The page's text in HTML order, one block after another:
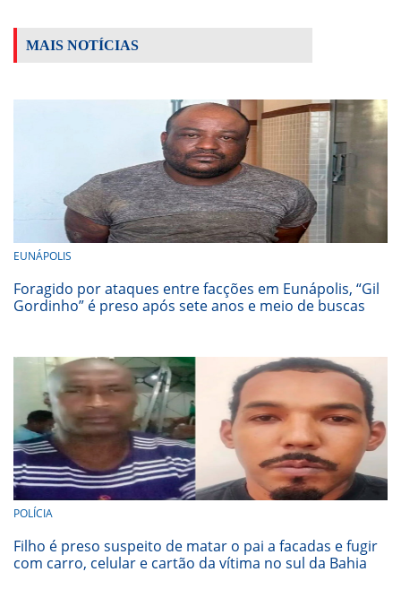
MAIS NOTÍCIAS
EUNÁPOLIS
Foragido por ataques entre facções em Eunápolis, “Gil
Gordinho” é preso após sete anos e meio de buscas
POLÍCIA
Filho é preso suspeito de matar o pai a facadas e fugir
com carro, celular e cartão da vítima no sul da Bahia